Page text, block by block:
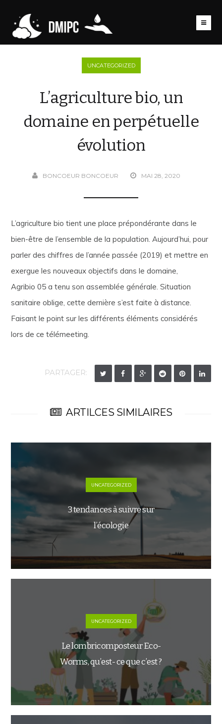
UNCATEGORIZED
L’agriculture bio, un
domaine en perpétuelle
évolution
BONCOEUR BONCOEUR MAI 28, 2020
L’agriculture bio tient une place prépondérante dans le
bien-être de l’ensemble de la population. Aujourd’hui, pour
parler des chiffres de l’année passée (2019) et mettre en
exergue les nouveaux objectifs dans le domaine,
Agribio 05 a tenu son assemblée générale. Situation
sanitaire oblige, cette dernière s’est faite à distance.
Faisant le point sur les différents éléments considérés
lors de ce télémeeting.
PARTAGER:
ARTILCES SIMILAIRES
UNCATEGORIZED
3 tendances à suivre sur
l’écologie
UNCATEGORIZED
Le lombricomposteur Eco-
Worms, qu’est- ce que c’est ?